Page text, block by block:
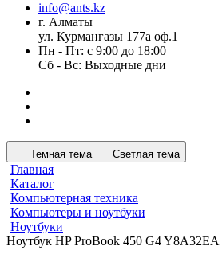
info@ants.kz
г. Алматы
ул. Курмангазы 177а оф.1
Пн - Пт: с 9:00 до 18:00
Сб - Вс: Выходные дни
Темная тема Светлая тема
Главная
Каталог
Компьютерная техника
Компьютеры и ноутбуки
Ноутбуки
Ноутбук HP ProBook 450 G4 Y8A32EA